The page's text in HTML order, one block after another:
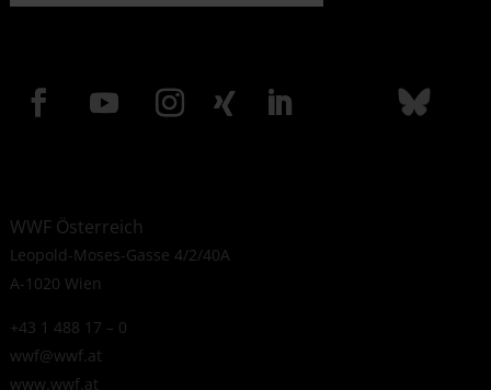
WWF Österreich
Leopold-Moses-Gasse 4/2/40A
A-1020 Wien
+43 1 488 17 – 0
wwf@wwf.at
www.wwf.at